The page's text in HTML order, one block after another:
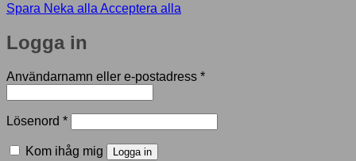
Spara Neka alla Acceptera alla
Logga in
Användarnamn eller e-postadress *Obligatoriskt
Lösenord *Obligatoriskt
Kom ihåg mig Logga in